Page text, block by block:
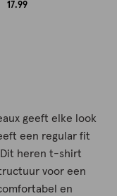
17.99
geeft elke look
een regular fit
heren t-shirt
voor een
en